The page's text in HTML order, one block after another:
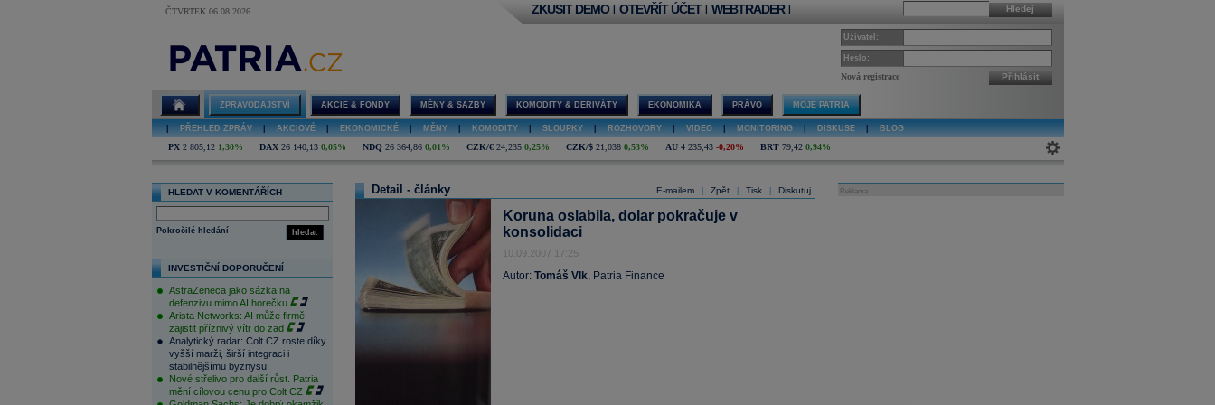
ČTVRTEK 06.08.2026 Hledej
ZKUSIT DEMO | OTEVŘÍT ÚČET | WEBTRADER |
Uživatel:
Heslo:
Nová registrace Přihlásit
ZPRAVODAJSTVÍ AKCIE & FONDY MĚNY & SAZBY KOMODITY & DERIVÁTY EKONOMIKA PRÁVO MOJE PATRIA
PŘEHLED ZPRÁV AKCIOVÉ EKONOMICKÉ MĚNY KOMODITY SLOUPKY ROZHOVORY VIDEO MONITORING DISKUSE BLOG
PX 2 805,12 1,30% DAX 26 140,13 0,05% NDQ 26 364,86 0,01% CZK/€ 24,235 0,25% CZK/$ 21,038 0,53% AU 4 235,43 -0,20% BRT 79,42 0,94%
HLEDAT V KOMENTÁŘÍCH
hledat
Pokročilé hledání
INVESTIČNÍ DOPORUČENÍ
AstraZeneca jako sázka na
defenzivu mimo AI horečku
Arista Networks: AI může firmě
zajistit příznivý vítr do zad
Analytický radar: Colt CZ roste díky
vyšší marži, širší integraci i
stabilnějšímu byznysu
Nové střelivo pro další růst. Patria
mění cílovou cenu pro Colt CZ
E-mailem Zpět Tisk Diskutuj
Detail - články
Koruna oslabila, dolar pokračuje v
konsolidaci
10.09.2007 17:25
Autor: Tomáš Vlk, Patria Finance
Reklama